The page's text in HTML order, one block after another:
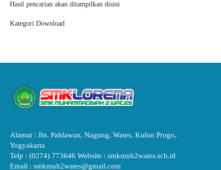
Hasil pencarian akan ditampilkan disini
Kategori Download
Alamat : Jln. Pahlawan, Nagung, Wates, Kulon Progo,
Yogyakarta
Telp : (0274) 773646 Website : smkmuh2wates.sch.id
Email : smkmuh2wates@gmail.com